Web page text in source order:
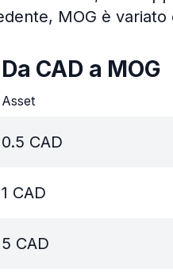
MOG è variato
Da CAD a MOG
Asset
0.5 CAD
1 CAD
5 CAD